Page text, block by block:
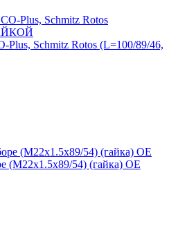
Plus, Schmitz Rotos (L=100/89/46,
(M22x1.5x89/54) (гайка) OE